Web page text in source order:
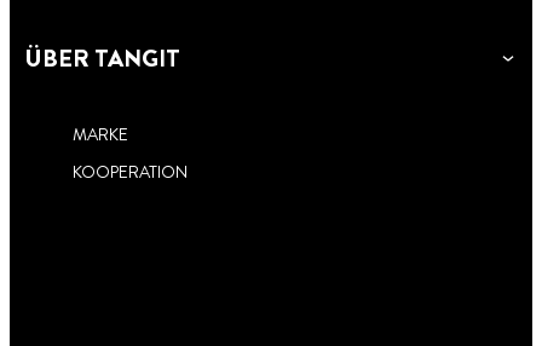
ÜBER TANGIT
MARKE
KOOPERATION